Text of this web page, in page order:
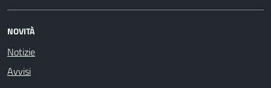
NOVITÀ
Notizie
Avvisi